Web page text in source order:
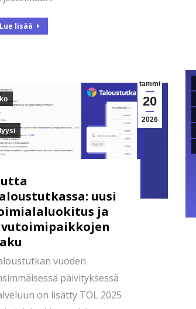
Lue lisää
tammi
20
2026
uusi
ja
vuoden
päivityksessä
on lisätty TOL 2025